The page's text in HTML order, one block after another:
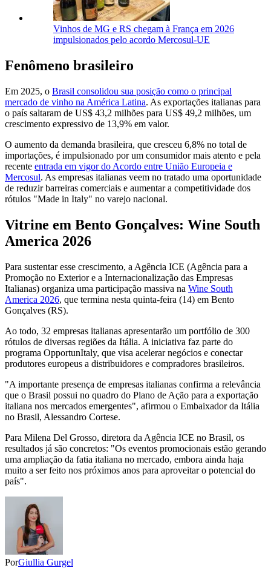
Vinhos de MG e RS chegam à França em 2026
impulsionados pelo acordo Mercosul-UE
Fenômeno brasileiro
Em 2025, o Brasil consolidou sua posição como o principal
mercado de vinho na América Latina. As exportações italianas para
o país saltaram de US$ 43,2 milhões para US$ 49,2 milhões, um
crescimento expressivo de 13,9% em valor.
O aumento da demanda brasileira, que cresceu 6,8% no total de
importações, é impulsionado por um consumidor mais atento e pela
recente entrada em vigor do Acordo entre União Europeia e
Mercosul. As empresas italianas veem no tratado uma oportunidade
de reduzir barreiras comerciais e aumentar a competitividade dos
rótulos "Made in Italy" no varejo nacional.
Vitrine em Bento Gonçalves: Wine South
America 2026
Para sustentar esse crescimento, a Agência ICE (Agência para a
Promoção no Exterior e a Internacionalização das Empresas
Italianas) organiza uma participação massiva na Wine South
America 2026, que termina nesta quinta-feira (14) em Bento
Gonçalves (RS).
Ao todo, 32 empresas italianas apresentarão um portfólio de 300
rótulos de diversas regiões da Itália. A iniciativa faz parte do
programa OpportunItaly, que visa acelerar negócios e conectar
produtores europeus a distribuidores e compradores brasileiros.
"A importante presença de empresas italianas confirma a relevância
que o Brasil possui no quadro do Plano de Ação para a exportação
italiana nos mercados emergentes", afirmou o Embaixador da Itália
no Brasil, Alessandro Cortese.
Para Milena Del Grosso, diretora da Agência ICE no Brasil, os
resultados já são concretos: "Os eventos promocionais estão gerando
uma ampliação da fatia italiana no mercado, embora ainda haja
muito a ser feito nos próximos anos para aproveitar o potencial do
país".
PorGiullia Gurgel